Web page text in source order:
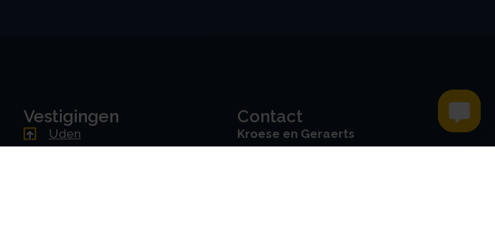
Vestigingen
Uden
Contact
Kroese en Geraerts
Belastingadvies BV